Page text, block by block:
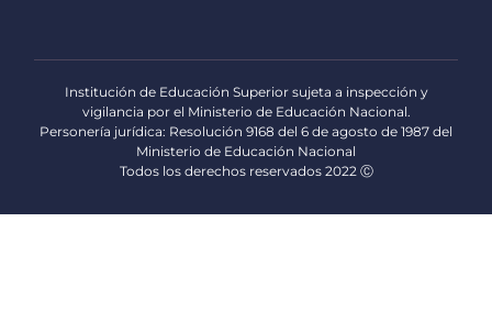
Institución de Educación Superior sujeta a inspección y
vigilancia por el Ministerio de Educación Nacional.
Personería jurídica: Resolución 9168 del 6 de agosto de 1987 del
Ministerio de Educación Nacional
Todos los derechos reservados 2022 Ⓒ